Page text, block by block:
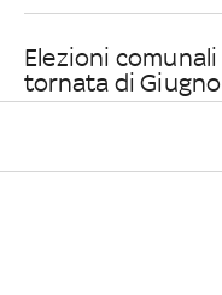
Elezioni comunali
tornata di Giugno